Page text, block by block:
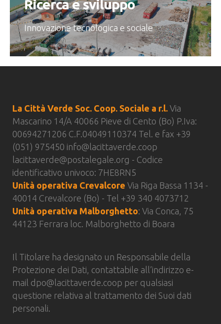
Ricerca e sviluppo
Innovazione tecnologica e sociale
La Città Verde Soc. Coop. Sociale a r.l. Via
Mascarino 14/A 40066 Pieve di Cento (Bo) P.Iva:
00694271206 C.F.04049110374 Tel. e fax +39
(051) 975450 info@lacittaverde.coop
lacittaverde@postalegale.org - Codice
identificativo univoco: 7HE8RN5
Unità operativa Crevalcore Via Riga Bassa 1134 -
40014 Crevalcore (Bo) - Tel +39 340 4073712
Unità operativa Malborghetto: Via Conca, 75
44123 Ferrara loc. Malborghetto di Boara
Il Titolare ha designato un Responsabile della
Protezione dei Dati, contattabile all’indirizzo e-
mail dpo@lacittaverde.coop per qualsiasi
questione relativa al trattamento dei Suoi dati
personali.